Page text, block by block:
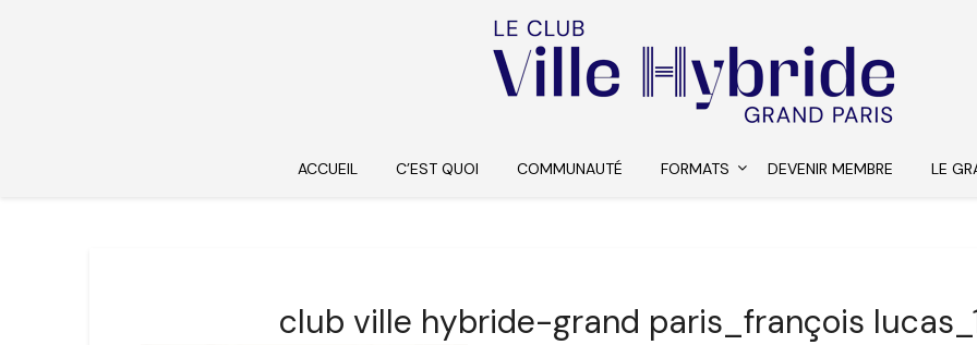
ACCUEIL C’EST QUOI COMMUNAUTÉ FORMATS DEVENIR MEMBRE LE
club ville hybride-grand paris_françois